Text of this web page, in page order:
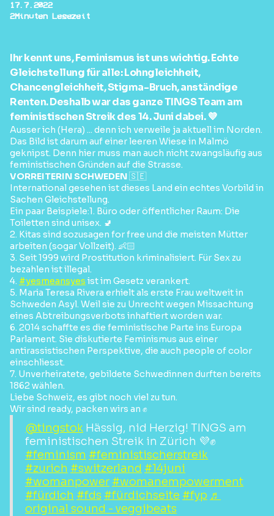
17.7.2022
2Minuten Lesezeit
Ihr kennt uns, Feminismus ist uns wichtig. Echte
Gleichstellung für alle: Lohngleichheit,
Chancengleichheit, Stigma-Bruch, anständige
Renten. Deshalb war das ganze TINGS Team am
feministischen Streik des 14. Juni dabei. 💜
Ausser ich (Hera) ... denn ich verweile ja aktuell im Norden.
Das Bild ist darum auf einer leeren Wiese in Malmö
geknipst. Denn hier muss man auch nicht zwangsläufig aus
feministischen Gründen auf die Strasse.
VORREITERIN SCHWEDEN🇸🇪
International gesehen ist dieses Land ein echtes Vorbild in
Sachen Gleichstellung.
Ein paar Beispiele:1. Büro oder öffentlicher Raum: Die
Toiletten sind unisex. 🚽
2. Kitas sind sozusagen for free und die meisten Mütter
arbeiten (sogar Vollzeit). 👶🏻
3. Seit 1999 wird Prostitution kriminalisiert. Für Sex zu
bezahlen ist illegal.
4. #yesmeansyes ist im Gesetz verankert.
5. Maria Teresa Rivera erhielt als erste Frau weltweit in
Schweden Asyl. Weil sie zu Unrecht wegen Missachtung
eines Abtreibungsverbots inhaftiert worden war.
6. 2014 schaffte es die feministische Parte ins Europa
Parlament. Sie diskutierte Feminismus aus einer
antirassistischen Perspektive, die auch people of color
einschliesst.
7. Unverheiratete, gebildete Schwedinnen durften bereits
1862 wählen.
Liebe Schweiz, es gibt noch viel zu tun.
Wir sind ready, packen wirs an ✊
@tingstok Hässig, nid Herzig! TINGS am
feministischen Streik in Zürich 💜✊
#feminism #feministischerstreik
#zurich #switzerland #14juni
#womanpower #womanempowerment
#fürdich #fds #fürdichseite #fyp ♬
original sound - veggibeats